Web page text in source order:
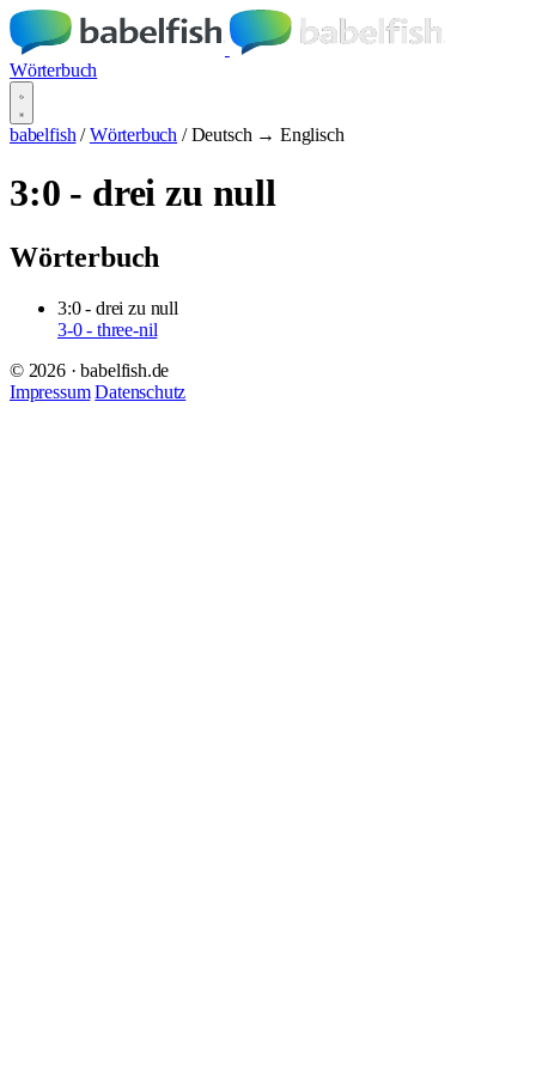
Wörterbuch
babelfish / Wörterbuch / Deutsch → Englisch
3:0 - drei zu null
Wörterbuch
3:0 - drei zu null
3-0 - three-nil
© 2026 · babelfish.de
Impressum Datenschutz